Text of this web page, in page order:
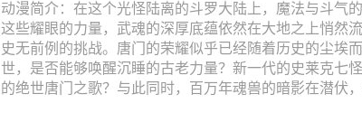
动漫简介：在这个光怪陆离的斗罗大陆上，魔法与斗气
这些耀眼的力量，武魂的深厚底蕴依然在大地之上悄然
史无前例的挑战。唐门的荣耀似乎已经随着历史的尘埃
世，是否能够唤醒沉睡的古老力量？新一代的史莱克七
的绝世唐门之歌？与此同时，百万年魂兽的暗影在潜伏